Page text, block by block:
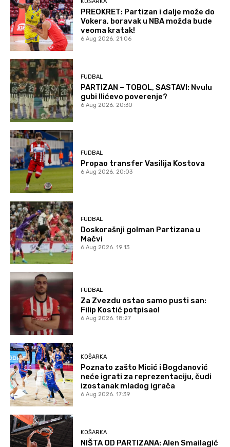
PREOKRET: Partizan i dalje može do
Vokera, boravak u NBA možda bude
veoma kratak!
6 Aug 2026. 21:06
FUDBAL
PARTIZAN – TOBOL, SASTAVI: Nvulu
gubi Ilićevo poverenje?
6 Aug 2026. 20:30
FUDBAL
Propao transfer Vasilija Kostova
6 Aug 2026. 20:03
FUDBAL
Doskorašnji golman Partizana u
Mačvi
6 Aug 2026. 19:13
FUDBAL
Za Zvezdu ostao samo pusti san:
Filip Kostić potpisao!
6 Aug 2026. 18:27
KOŠARKA
Poznato zašto Micić i Bogdanović
neće igrati za reprezentaciju, čudi
izostanak mladog igrača
6 Aug 2026. 17:39
KOŠARKA
NIŠTA OD PARTIZANA: Alen Smailagić